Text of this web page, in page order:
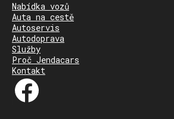
Nabídka vozů
Auta na cestě
Autoservis
Autodoprava
Služby
Proč Jendacars
Kontakt